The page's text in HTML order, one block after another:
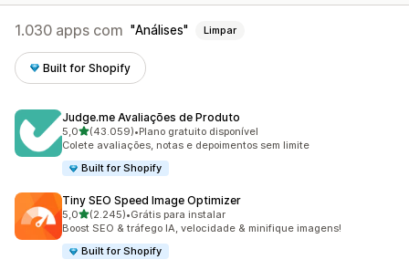
1.030 apps com Análises Limpar
Built for Shopify
Judge.me Avaliações de Produto
5,0de 5 estrelas
(43.059)
43059 avaliações ao todo
•Plano gratuito disponível
Colete avaliações, notas e depoimentos sem limite
Built for Shopify
Tiny SEO Speed Image Optimizer
5,0de 5 estrelas
(2.245)
2245 avaliações ao todo
•Grátis para instalar
Boost SEO & tráfego IA, velocidade & minifique imagens!
Built for Shopify